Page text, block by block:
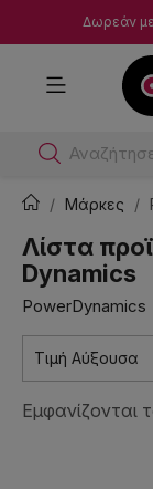
Δωρεάν
Ανα
Μάρκες
Λίστα
Dynamics
PowerDynamics
Τιμή Αύξουσα
Εμφανίζονται